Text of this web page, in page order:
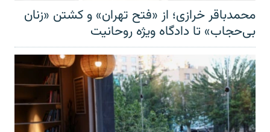
محمدباقر خرازی؛ از «فتح تهران» و کشتن «زنان
بی‌حجاب» تا دادگاه ویژه روحانیت